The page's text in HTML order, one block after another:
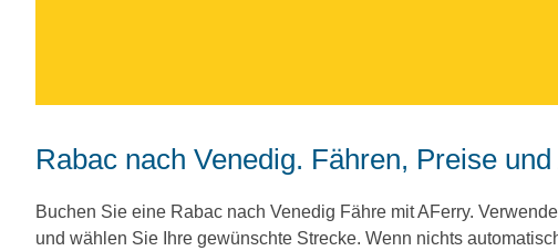
Rabac nach Venedig. Fähren, Preise
Buchen Sie eine Rabac nach Venedig Fähre mit AFerry.
und wählen Sie Ihre gewünschte Strecke. Wenn nichts